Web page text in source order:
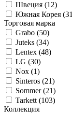
Швеция (12)
Южная Корея (31
Торговая марка
Grabo (50)
Juteks (34)
Lentex (48)
LG (30)
Nox (1)
Sinteros (21)
Sommer (21)
Tarkett (103)
Коллекция